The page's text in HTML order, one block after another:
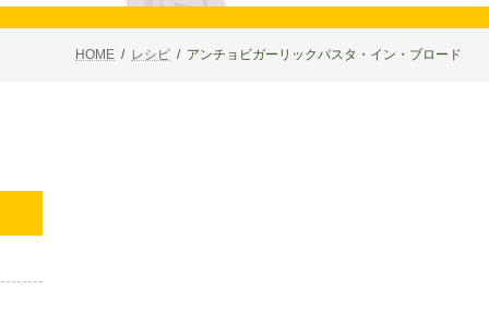
HOME レシピ アンチョビガーリックパスタ・イン・ブロード